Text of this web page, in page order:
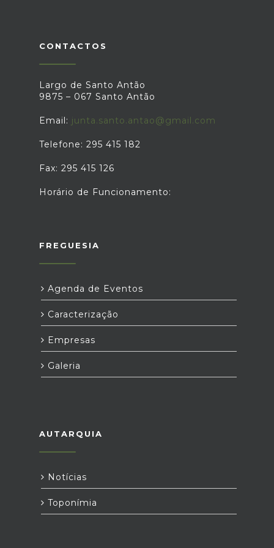
CONTACTOS
Largo de Santo Antão
9875 – 067 Santo Antão
Email: junta.santo.antao@gmail.com
Telefone: 295 415 182
Fax: 295 415 126
Horário de Funcionamento:
FREGUESIA
Agenda de Eventos
Caracterização
Empresas
Galeria
AUTARQUIA
Notícias
Toponímia